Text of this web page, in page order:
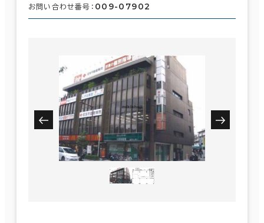
お問い合わせ番号： 009-07902